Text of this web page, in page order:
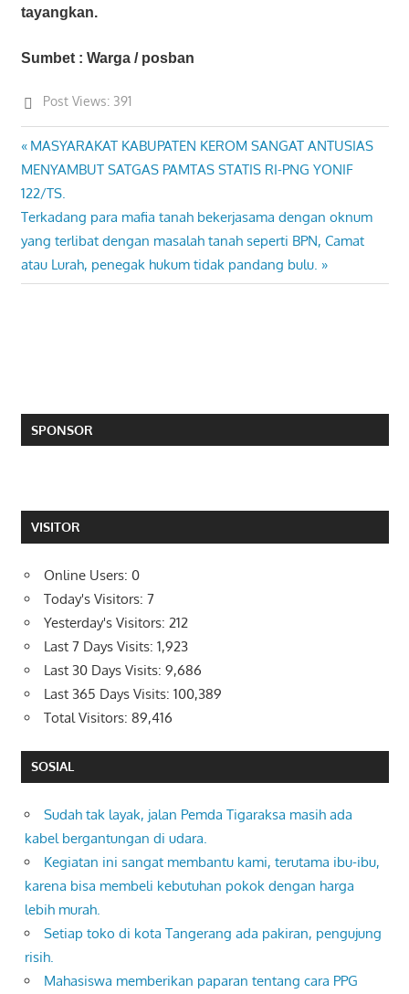
tayangkan.
Sumbet : Warga / posban
Post Views: 391
Post
navigation
Previous
Post:
MASYARAKAT KABUPATEN KEROM SANGAT ANTUSIAS
MENYAMBUT SATGAS PAMTAS STATIS RI-PNG YONIF
122/TS.
Next
Post:
Terkadang para mafia tanah bekerjasama dengan oknum
yang terlibat dengan masalah tanah seperti BPN, Camat
atau Lurah, penegak hukum tidak pandang bulu.
SPONSOR
VISITOR
Online Users: 0
Today's Visitors: 7
Yesterday's Visitors: 212
Last 7 Days Visits: 1,923
Last 30 Days Visits: 9,686
Last 365 Days Visits: 100,389
Total Visitors: 89,416
SOSIAL
Sudah tak layak, jalan Pemda Tigaraksa masih ada
kabel bergantungan di udara.
Kegiatan ini sangat membantu kami, terutama ibu-ibu,
karena bisa membeli kebutuhan pokok dengan harga
lebih murah.
Setiap toko di kota Tangerang ada pakiran, pengujung
risih.
Mahasiswa memberikan paparan tentang cara PPG